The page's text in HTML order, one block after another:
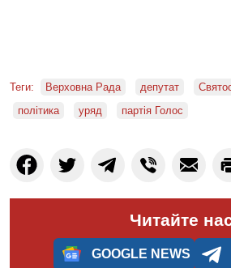
Теги: Верховна Рада депутат
політика
уряд партія Голос
Читайте
GOOGLE NEWS